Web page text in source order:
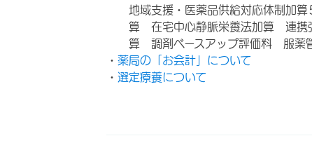
地域支援・医薬品供給対応体制加
算 在宅中心静脈栄養法加算 連携
算 調剤ベースアップ評価料 服薬
・ 薬局の「お会計」について
・ 選定療養について